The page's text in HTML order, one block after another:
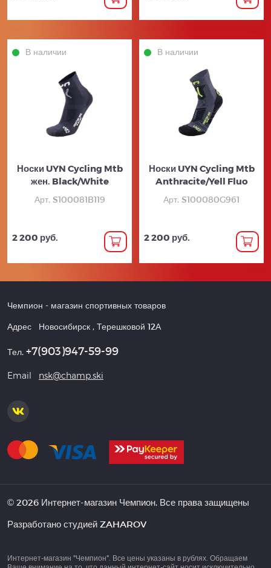
В наличии
Носки UYN Cycling Mtb
жен. Black/White
Арт. S100081B119
2 200 руб.
В наличии
Носки UYN Cycling Mtb
Anthracite/Yell Fluo
Арт. S100080G961
2 200 руб.
Чемпион - магазин спортивных товаров
Адрес Новосибирск , Терешковой 12А
Тел. +7(903)947-59-99
Email nsk@champ.ski
© 2026 Интернет-магазин Чемпион. Все права защищены
Разработано студией ZAHAROV
Интернет-магазин "Чемпион". Все цены указаны в рублях. Обращаем